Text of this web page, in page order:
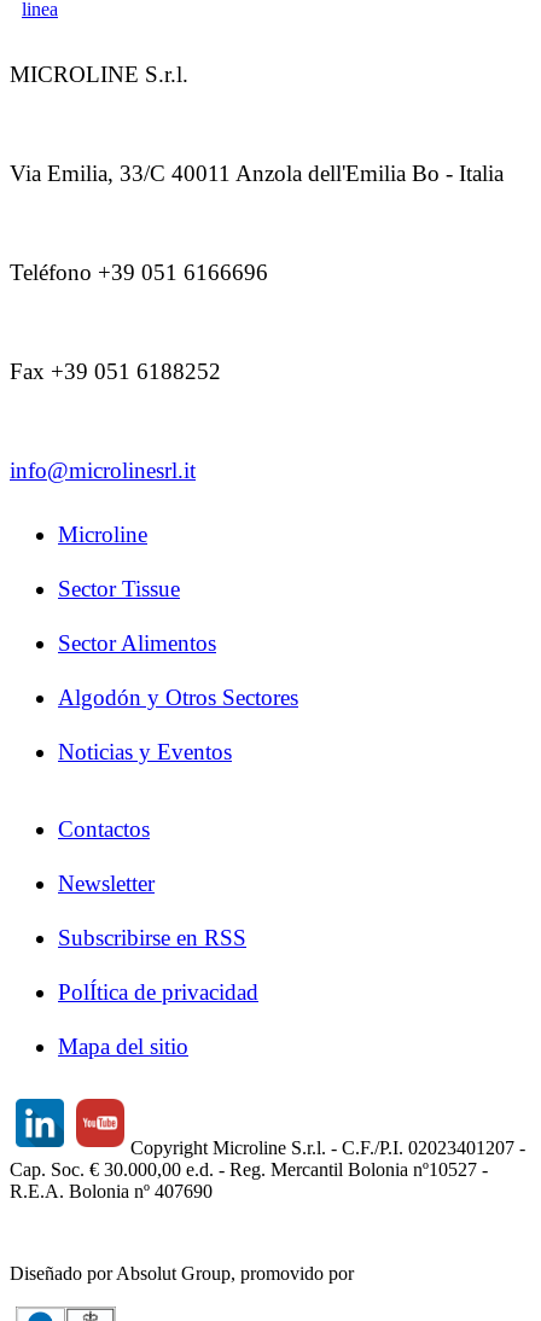
MICROLINE S.r.l.
Via Emilia, 33/C 40011 Anzola dell'Emilia Bo - Italia
Teléfono +39 051 6166696
Fax +39 051 6188252
info@microlinesrl.it
Microline
Sector Tissue
Sector Alimentos
Algodón y Otros Sectores
Noticias y Eventos
Contactos
Newsletter
Subscribirse en RSS
PolÍtica de privacidad
Mapa del sitio
Copyright Microline S.r.l. - C.F./P.I. 02023401207 -
Cap. Soc. € 30.000,00 e.d. - Reg. Mercantil Bolonia nº10527 -
R.E.A. Bolonia nº 407690
Diseñado por Absolut Group, promovido por